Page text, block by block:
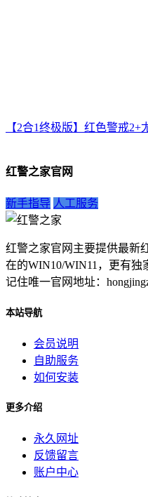
【2合1终极版】红色警戒
红警之家官网
新手指导 人工服务
红警之家官网主要提供最新
在的WIN10/WIN11，更有独
记住唯一官网地址：
本站导航
会员说明
自助服务
如何安装
更多介绍
永久网址
反馈留言
账户中心